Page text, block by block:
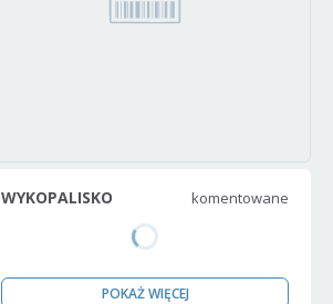
WYKOPALISKO komentowane
POKAŻ WIĘCEJ